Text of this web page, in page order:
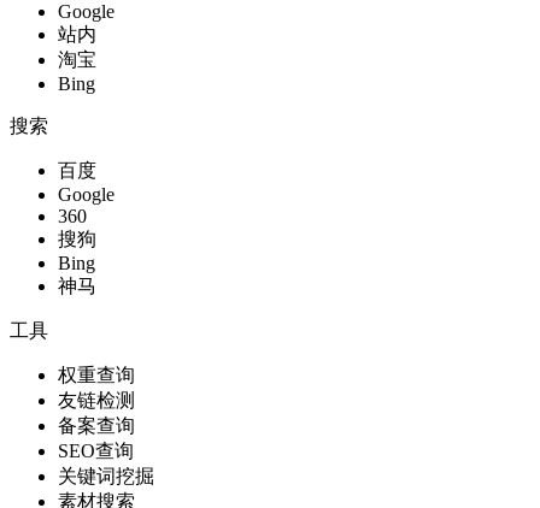
Google
站内
淘宝
Bing
搜索
百度
Google
360
搜狗
Bing
神马
工具
权重查询
友链检测
备案查询
SEO查询
关键词挖掘
素材搜索